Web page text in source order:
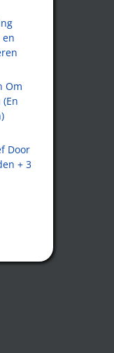
en
Om
Door
+ 3